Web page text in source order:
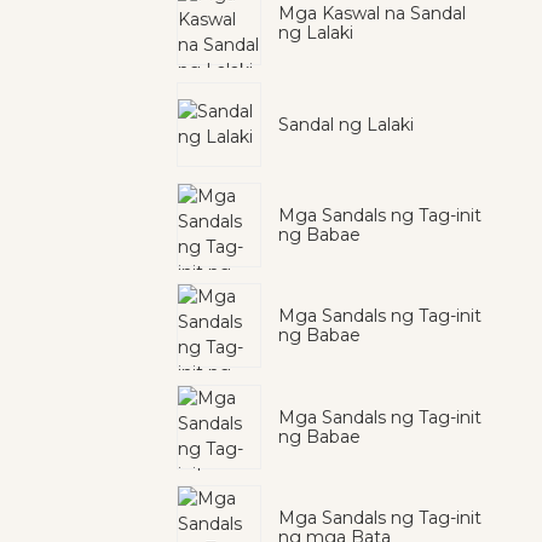
Mga Kaswal na Sandal
ng Lalaki
Sandal ng Lalaki
Mga Sandals ng Tag-init
ng Babae
Mga Sandals ng Tag-init
ng Babae
Mga Sandals ng Tag-init
ng Babae
Mga Sandals ng Tag-init
ng mga Bata